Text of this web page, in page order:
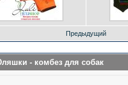
Предыдущий
- комбез для собак